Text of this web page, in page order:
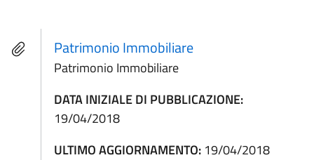
Patrimonio Immobiliare
Patrimonio Immobiliare
DATA INIZIALE DI PUBBLICAZIONE:
19/04/2018
ULTIMO AGGIORNAMENTO: 19/04/2018